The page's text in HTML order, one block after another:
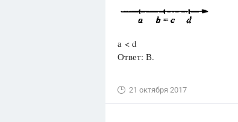
а < d
Ответ: В.
21 октября 2017